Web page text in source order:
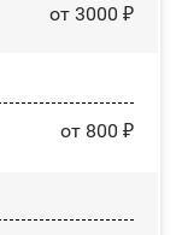
от 3000 ₽
от 800 ₽